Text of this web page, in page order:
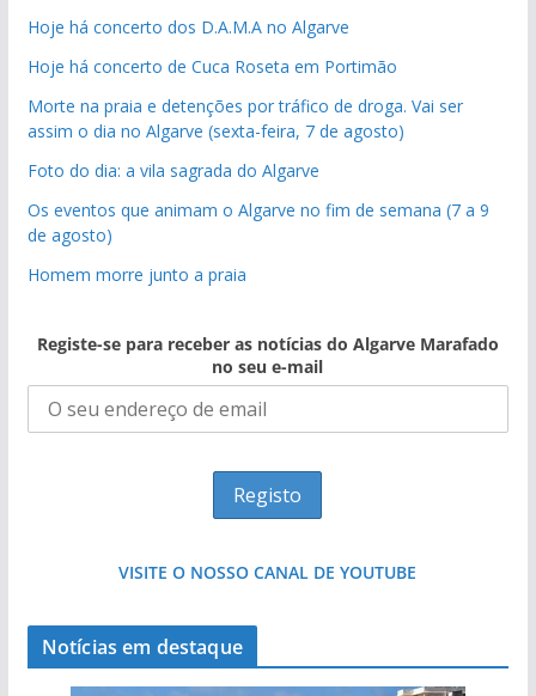
Hoje há concerto dos D.A.M.A no Algarve
Hoje há concerto de Cuca Roseta em Portimão
Morte na praia e detenções por tráfico de droga. Vai ser
assim o dia no Algarve (sexta-feira, 7 de agosto)
Foto do dia: a vila sagrada do Algarve
Os eventos que animam o Algarve no fim de semana (7 a 9
de agosto)
Homem morre junto a praia
Registe-se para receber as notícias do Algarve Marafado
no seu e-mail
VISITE O NOSSO CANAL DE YOUTUBE
Notícias em destaque